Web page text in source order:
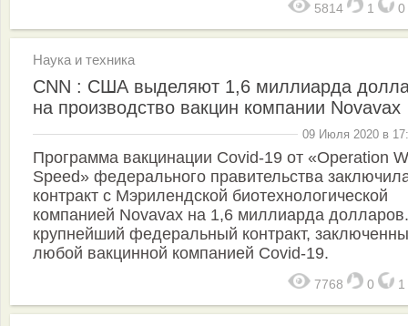
5814 1 0
Наука и техника
CNN : США выделяют 1,6 миллиарда
на производство вакцин компании Novavax
09 Июля 2020 в
Программа вакцинации Covid-19 от «Operation
Speed» федерального правительства
контракт с Мэрилендской биотехнологической
компанией Novavax на 1,6 миллиарда
крупнейший федеральный контракт,
любой вакцинной компанией Covid-19.
7768 0 1